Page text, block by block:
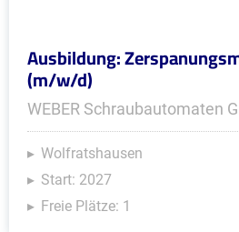
Ausbildung:
(m/w/d)
WEBER Schraubautomaten
Wolfratshausen
Start: 2027
Freie Plätze: 1